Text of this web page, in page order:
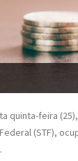
quinta-feira
(STF),